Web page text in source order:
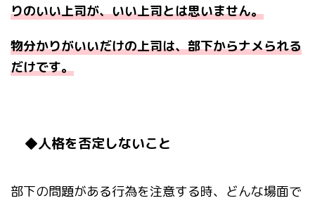
りのいい上司が、いい上司とは思いません。
物分かりがいいだけの上司は、部下からナメられる
だけです。
◆人格を否定しないこと
部下の問題がある行為を注意する時、どんな場面で